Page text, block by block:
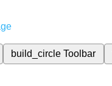
build_circleToolbar